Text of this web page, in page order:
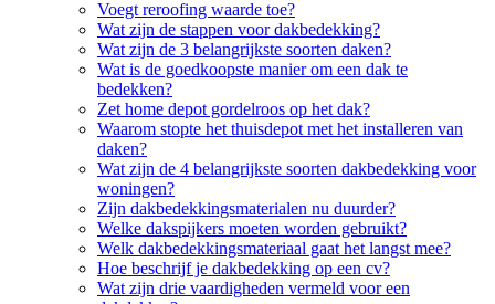
Voegt reroofing waarde toe?
Wat zijn de stappen voor dakbedekking?
Wat zijn de 3 belangrijkste soorten daken?
Wat is de goedkoopste manier om een dak te
bedekken?
Zet home depot gordelroos op het dak?
Waarom stopte het thuisdepot met het installeren van
daken?
Wat zijn de 4 belangrijkste soorten dakbedekking voor
woningen?
Zijn dakbedekkingsmaterialen nu duurder?
Welke dakspijkers moeten worden gebruikt?
Welk dakbedekkingsmateriaal gaat het langst mee?
Hoe beschrijf je dakbedekking op een cv?
Wat zijn drie vaardigheden vermeld voor een